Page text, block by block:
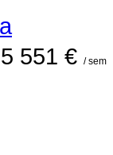
5 551 € / sem